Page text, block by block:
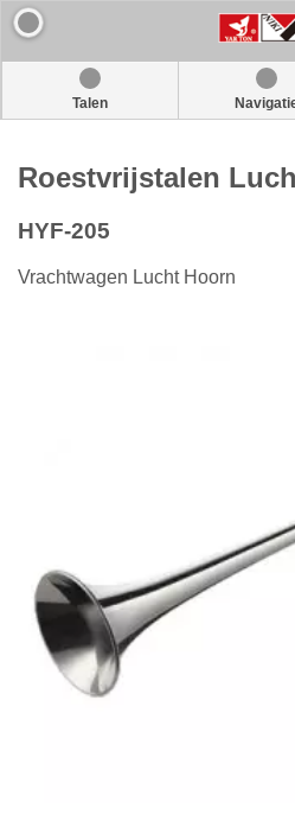
Talen
Roestvrijstalen
HYF-205
Vrachtwagen Lucht Hoorn